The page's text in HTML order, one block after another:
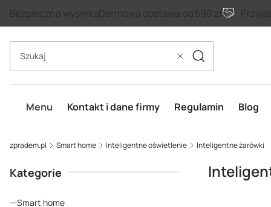
Bezpieczna wysyłkaDarmowa dostawa od 590 zł
WyczyśćSzukaj
Menu Kontakt i dane firmy Regulamin Blog
zpradem.pl Smart home Inteligentne oświetlenie Inteligentne żarówki
Kategorie
Smart home